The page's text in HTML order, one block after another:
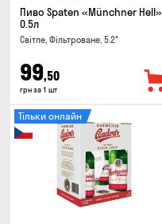
Пиво Spaten «Münchner Hell»
0.5л
Світле, Фільтроване, 5.2°
99,50
грн за 1 шт
Тільки онлайн